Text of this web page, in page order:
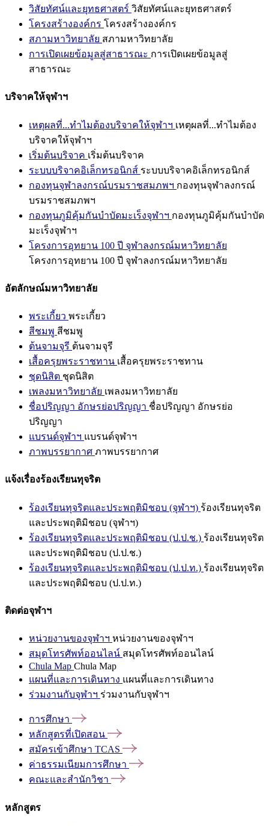
วิสัยทัศน์และยุทธศาสตร์ วิสัยทัศน์และยุทธศาสตร์
โครงสร้างองค์กร โครงสร้างองค์กร
สภามหาวิทยาลัย สภามหาวิทยาลัย
การเปิดเผยข้อมูลสู่สาธารณะ การเปิดเผยข้อมูลสู่
สาธารณะ
บริจาคให้จุฬาฯ
เหตุผลที่...ทำไมต้องบริจาคให้จุฬาฯ เหตุผลที่...ทำไมต้อง
บริจาคให้จุฬาฯ
เริ่มต้นบริจาค เริ่มต้นบริจาค
ระบบบริจาคอิเล็กทรอนิกส์ ระบบบริจาคอิเล็กทรอนิกส์
กองทุนจุฬาลงกรณ์บรมราชสมภพฯ กองทุนจุฬาลงกรณ์
บรมราชสมภพฯ
กองทุนภูมิคุ้มกันบำบัดมะเร็งจุฬาฯ กองทุนภูมิคุ้มกันบำบัด
มะเร็งจุฬาฯ
โครงการอุทยาน 100 ปี จุฬาลงกรณ์มหาวิทยาลัย
โครงการอุทยาน 100 ปี จุฬาลงกรณ์มหาวิทยาลัย
อัตลักษณ์มหาวิทยาลัย
พระเกี้ยว พระเกี้ยว
สีชมพู สีชมพู
ต้นจามจุรี ต้นจามจุรี
เสื้อครุยพระราชทาน เสื้อครุยพระราชทาน
ชุดนิสิต ชุดนิสิต
เพลงมหาวิทยาลัย เพลงมหาวิทยาลัย
ชื่อปริญญา อักษรย่อปริญญา ชื่อปริญญา อักษรย่อ
ปริญญา
แบรนด์จุฬาฯ แบรนด์จุฬาฯ
ภาพบรรยากาศ ภาพบรรยากาศ
แจ้งเรื่องร้องเรียนทุจริต
ร้องเรียนทุจริตและประพฤติมิชอบ (จุฬาฯ) ร้องเรียนทุจริต
และประพฤติมิชอบ (จุฬาฯ)
ร้องเรียนทุจริตและประพฤติมิชอบ (ป.ป.ช.) ร้องเรียนทุจริต
และประพฤติมิชอบ (ป.ป.ช.)
ร้องเรียนทุจริตและประพฤติมิชอบ (ป.ป.ท.) ร้องเรียนทุจริต
และประพฤติมิชอบ (ป.ป.ท.)
ติดต่อจุฬาฯ
หน่วยงานของจุฬาฯ หน่วยงานของจุฬาฯ
สมุดโทรศัพท์ออนไลน์ สมุดโทรศัพท์ออนไลน์
Chula Map Chula Map
แผนที่และการเดินทาง แผนที่และการเดินทาง
ร่วมงานกับจุฬาฯ ร่วมงานกับจุฬาฯ
การศึกษา
หลักสูตรที่เปิดสอน
สมัครเข้าศึกษา TCAS
ค่าธรรมเนียมการศึกษา
คณะและสำนักวิชา
หลักสูตร